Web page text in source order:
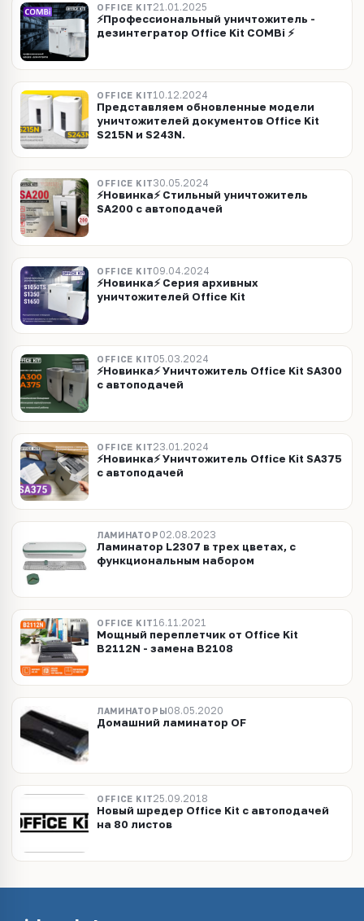
OFFICE KIT21.01.2025
⚡Профессиональный уничтожитель -
дезинтегратор Office Kit COMBi ⚡
OFFICE KIT10.12.2024
Представляем обновленные модели
уничтожителей документов Office Kit
S215N и S243N.
OFFICE KIT30.05.2024
⚡Новинка⚡ Стильный уничтожитель
SA200 c автоподачей
OFFICE KIT09.04.2024
⚡Новинка⚡ Серия архивных
уничтожителей Office Kit
OFFICE KIT05.03.2024
⚡Новинка⚡ Уничтожитель Office Kit SA300
c автоподачей
OFFICE KIT23.01.2024
⚡Новинка⚡ Уничтожитель Office Kit SA375
c автоподачей
ЛАМИНАТОР 02.08.2023
Ламинатор L2307 в трех цветах, с
функциональным набором
OFFICE KIT16.11.2021
Мощный переплетчик от Office Kit
B2112N - замена B2108
ЛАМИНАТОРЫ08.05.2020
Домашний ламинатор OF
OFFICE KIT25.09.2018
Новый шредер Office Kit c автоподачей
на 80 листов